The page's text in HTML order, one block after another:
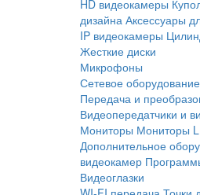
HD видеокамеры
дизайна Аксессуары
IP видеокамеры
Жесткие диски
Микрофоны
Сетевое оборудование
Передача и
Видеопередатчики и
Мониторы Мониторы
Дополнительное
видеокамер
Видеоглазки